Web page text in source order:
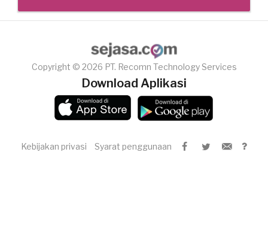
Copyright © 2026 PT. Recomn Technology Services
Download Aplikasi
Kebijakan privasi Syarat penggunaan